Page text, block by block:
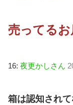
売ってる
16: 夜更かしさん
箱は認知され